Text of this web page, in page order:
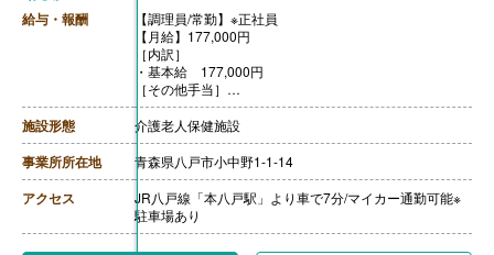
給与・報酬
【調理員/常勤】※正社員
【月給】177,000円
［内訳］
・基本給 177,000円
［その他手当］
・早番手当 400円/回（月13回程度）
・資格手当 10,000円/月（調理師免許保持者）
・住宅手当
・扶養手当
【賞与】年2回（100,000円-200,000円）※前年度実績、
2年目以降200,000円程度
【通勤手当】あり（上限13,000円/月）
【昇給】なし
施設形態 介護老人保健施設
事業所所在地 青森県八戸市小中野1-1-14
アクセス
JR八戸線「本八戸駅」より車で7分/マイカー通勤可能※
駐車場あり